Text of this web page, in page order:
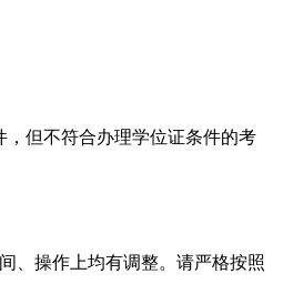
，但不符合办理学位证条件的考
、操作上均有调整。请严格按照